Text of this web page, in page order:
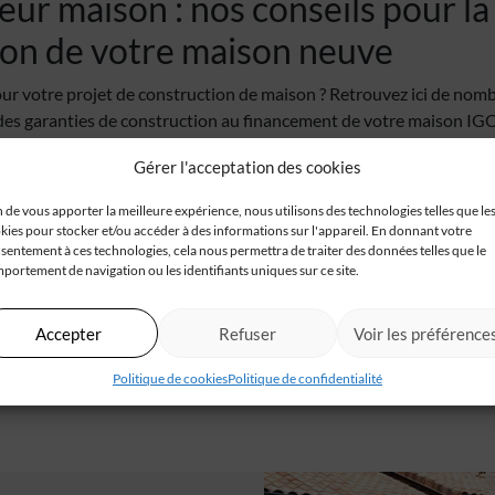
Gérer l'acceptation des cookies
de vous apporter la meilleure expérience, nous utilisons des technologies telles que
pour stocker et/ou accéder à des informations sur l'appareil. En donnant votre
à ces technologies, cela nous permettra de traiter des données telles que le
de navigation ou les identifiants uniques sur ce site.
Accepter Refuser Voir les
Politique de cookiesPolitique de confidentialité
de votre maison neuve
votre projet de construction de maison ? Retrouvez ici de
garanties de construction au financement de votre maison
maison, notre objectif est de faire de chaque maison un lieu
cette section actualités vous inspire et vous informe sur notre
l’innovation dans le domaine de la construction de maison.
passionnantes !